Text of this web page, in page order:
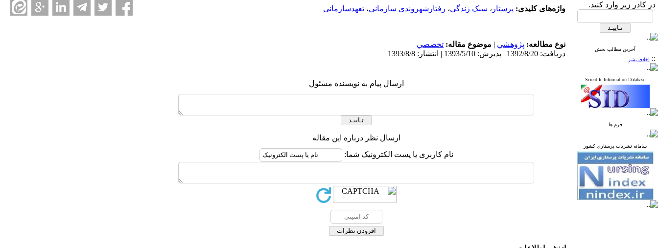
در کادر زیر وارد کنید.
آخرین مطالب بخش
:: اخلاق نشر
Scientifc Information Database
فرم ها
سامانه نشریات پرستاری کشور
واژه‌های کلیدی: پرستار ، سبک زندگی، رفتارشهروندی سازمانی، تعهدسازمانی
نوع مطالعه: پژوهشي | موضوع مقاله: تخصصي
دریافت: 1392/8/20 | پذیرش: 1393/5/10 | انتشار: 1393/8/8
ارسال پیام به نویسنده مسئول
ارسال نظر درباره این مقاله
نام کاربری یا پست الکترونیک شما: